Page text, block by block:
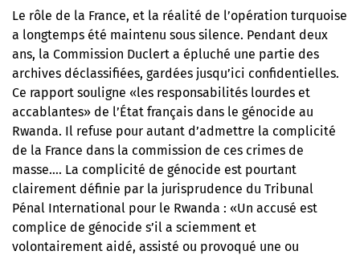
Le rôle de la France, et la réalité de l’opération turquoise
a longtemps été maintenu sous silence. Pendant deux
ans, la Commission Duclert a épluché une partie des
archives déclassifiées, gardées jusqu’ici confidentielles.
Ce rapport souligne «les responsabilités lourdes et
accablantes» de l’État français dans le génocide au
Rwanda. Il refuse pour autant d’admettre la complicité
de la France dans la commission de ces crimes de
masse…. La complicité de génocide est pourtant
clairement définie par la jurisprudence du Tribunal
Pénal International pour le Rwanda : «Un accusé est
complice de génocide s’il a sciemment et
volontairement aidé, assisté ou provoqué une ou